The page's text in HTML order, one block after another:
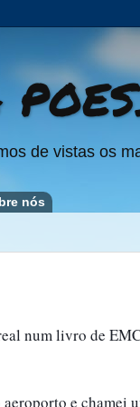
de vistas os
nós
num livro de
e chamei